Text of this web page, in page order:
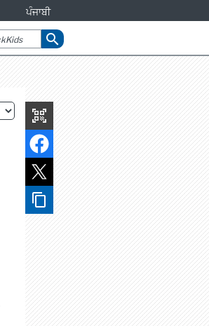
ਪੰਜਾਬੀ
search
qr_code_scanner
content_copy